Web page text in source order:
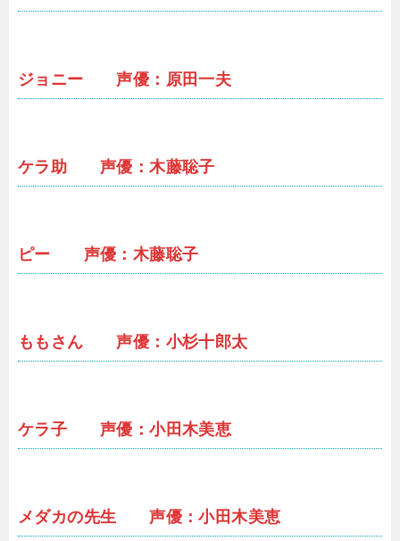
ジョニー 声優：原田一夫
ケラ助 声優：木藤聡子
ピー 声優：木藤聡子
ももさん 声優：小杉十郎太
ケラ子 声優：小田木美恵
メダカの先生 声優：小田木美恵